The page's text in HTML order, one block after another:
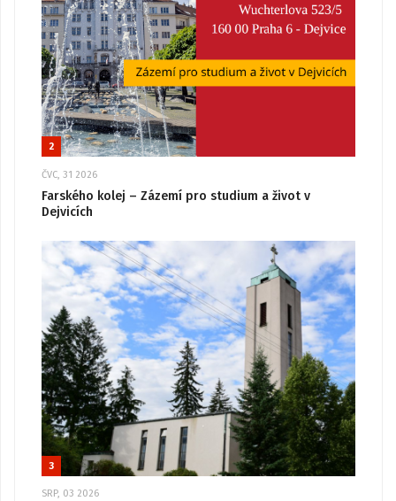
2
ČVC, 31 2026
Farského kolej – Zázemí pro studium a život v
Dejvicích
3
SRP, 03 2026